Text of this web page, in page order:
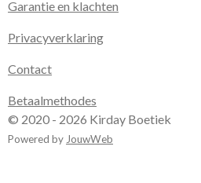
Garantie en klachten
Privacyverklaring
Contact
Betaalmethodes
© 2020 - 2026 Kirday Boetiek
Powered by JouwWeb